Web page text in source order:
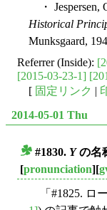
・ Jespersen,
Historical
Munksgaard,
Referrer (Inside):
[2015-03-23-1]
[ 固定リンク |
2014-05-01 Thu
#1830. Yの名
[pronunciation][
「#1825. ロ